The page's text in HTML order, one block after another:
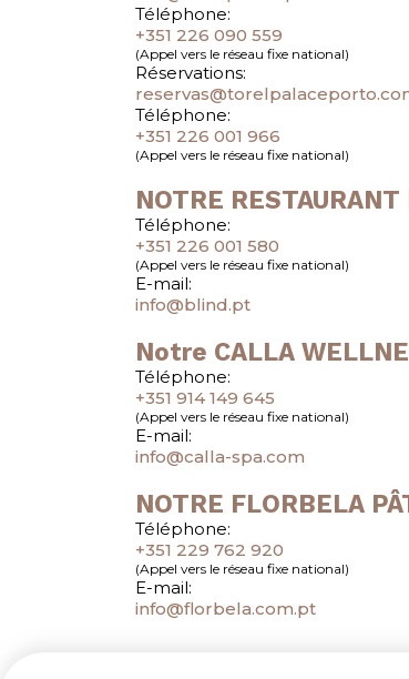
Téléphone:
+351 226 090 559
(Appel vers le réseau fixe national)
Réservations:
Téléphone:
+351 226 001 966
(Appel vers le réseau fixe national)
NOTRE RESTAURANT
Téléphone:
+351 226 001 580
(Appel vers le réseau fixe national)
E-mail:
info@blind.pt
Notre CALLA
Téléphone:
+351 914 149 645
(Appel vers le réseau fixe national)
E-mail:
info@calla-spa.com
NOTRE FLORBELA
Téléphone:
+351 229 762 920
(Appel vers le réseau fixe national)
E-mail:
info@florbela.com.pt